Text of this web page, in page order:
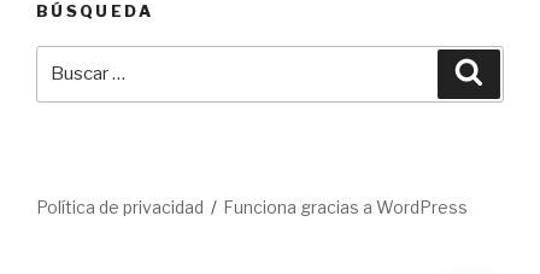
BÚSQUEDA
Política de privacidad Funciona gracias a WordPress